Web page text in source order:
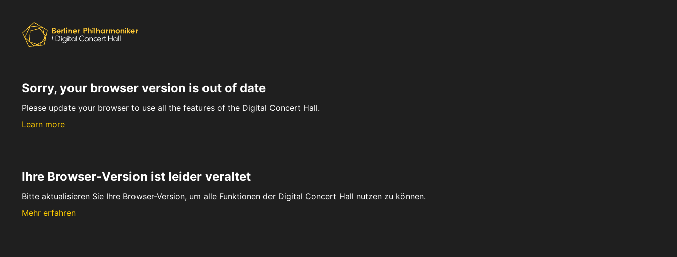
Sorry, your browser version is out of date
Please update your browser to use all the features of the Digital Concert Hall.
Learn more
Ihre Browser-Version ist leider veraltet
Bitte aktualisieren Sie Ihre Browser-Version, um alle Funktionen der Digital Concert Hall nutzen zu können.
Mehr erfahren